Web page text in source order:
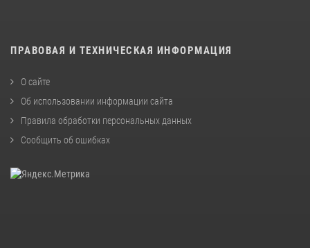
ПРАВОВАЯ И ТЕХНИЧЕСКАЯ ИНФОРМАЦИЯ
О сайте
Об использовании информации сайта
Правила обработки персональных данных
Сообщить об ошибках